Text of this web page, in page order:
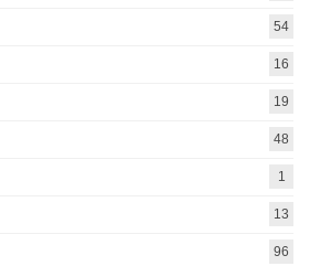
54
16
19
48
1
13
96